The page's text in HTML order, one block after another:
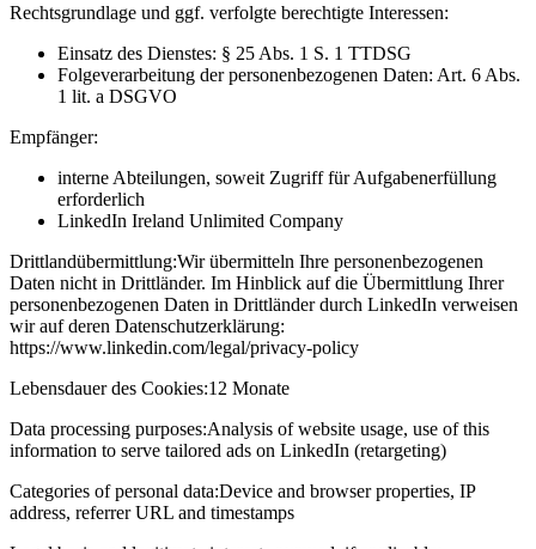
Rechtsgrundlage und ggf. verfolgte berechtigte Interessen:
Einsatz des Dienstes: § 25 Abs. 1 S. 1 TTDSG
Folgeverarbeitung der personenbezogenen Daten: Art. 6 Abs.
1 lit. a DSGVO
Empfänger:
interne Abteilungen, soweit Zugriff für Aufgabenerfüllung
erforderlich
LinkedIn Ireland Unlimited Company
Drittlandübermittlung:Wir übermitteln Ihre personenbezogenen
Daten nicht in Drittländer. Im Hinblick auf die Übermittlung Ihrer
personenbezogenen Daten in Drittländer durch LinkedIn verweisen
wir auf deren Datenschutzerklärung:
https://www.linkedin.com/legal/privacy-policy
Lebensdauer des Cookies:12 Monate
Data processing purposes:Analysis of website usage, use of this
information to serve tailored ads on LinkedIn (retargeting)
Categories of personal data:Device and browser properties, IP
address, referrer URL and timestamps